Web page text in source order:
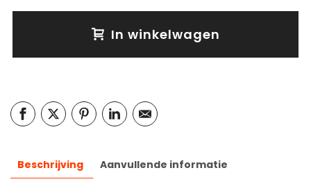
In winkelwagen
Beschrijving
Aanvullende informatie